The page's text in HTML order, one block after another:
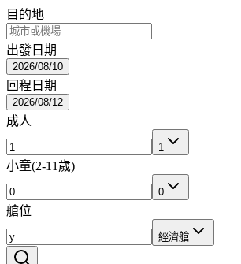
目的地
出發日期
2026/08/10
回程日期
2026/08/12
成人
1
小童(2-11歲)
0
艙位
經濟艙